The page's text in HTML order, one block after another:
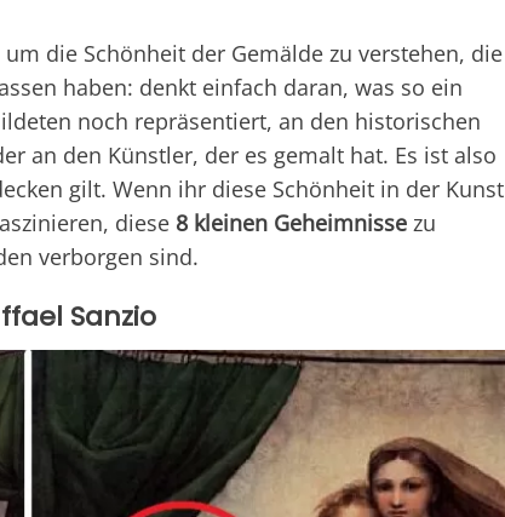
die Schönheit der Gemälde zu verstehen, die
haben: denkt einfach daran, was so ein
noch repräsentiert, an den historischen
an den Künstler, der es gemalt hat. Es ist also
gilt. Wenn ihr diese Schönheit in der Kunst
diese 8 kleinen Geheimnisse zu
verborgen sind.
Sanzio